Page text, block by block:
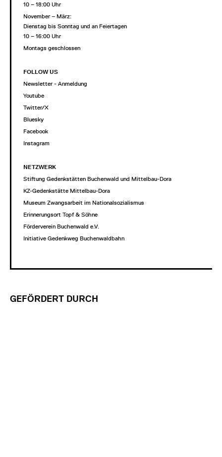
10 – 18:00 Uhr
November – März:
Dienstag bis Sonntag und an Feiertagen
10 – 16:00 Uhr
Montags geschlossen
FOLLOW US
Newsletter - Anmeldung
Youtube
Twitter/X
Bluesky
Facebook
Instagram
NETZWERK
Stiftung Gedenkstätten Buchenwald und Mittelbau-Dora
KZ-Gedenkstätte Mittelbau-Dora
Museum Zwangsarbeit im Nationalsozialismus
Erinnerungsort Topf & Söhne
Förderverein Buchenwald e.V.
Initiative Gedenkweg Buchenwaldbahn
GEFÖRDERT DURCH